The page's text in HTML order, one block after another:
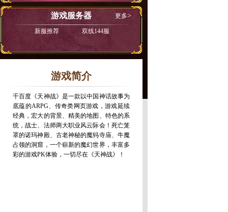
游戏服务器 更多
新服推荐 双线144服
游戏简介
千百度《天神战》是一款以中国神话故事为
底蕴的ARPG、传奇类网页游戏，游戏延续
经典，宏大的背景、精美的地图、特色的系
统，战士、法师两大职业风云际会！死亡笼
罩的诺玛神殿、古老神秘的魔犸寺庙、牛魔
占领的洞窟，一个崭新的魔幻世界，丰富多
彩的游戏PK体验，一切尽在《天神战》！